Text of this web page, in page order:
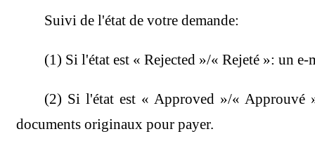
Suivi de l'état de votre demande:
(1) Si l'état est « Rejected »/« Rejeté »: un
(2) Si l'état est « Approved »/« Approuvé
documents originaux pour payer.